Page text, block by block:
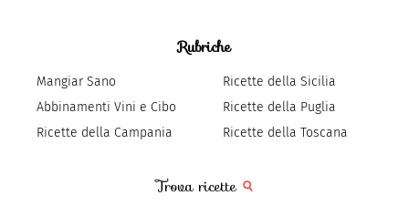
Rubriche
Mangiar Sano
Abbinamenti Vini e Cibo
Ricette della Campania
Ricette della Sicilia
Ricette della Puglia
Ricette della Toscana
Trova ricette